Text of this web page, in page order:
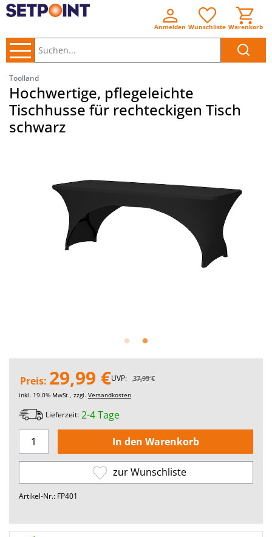
Anmelden Wunschliste Warenkorb
Toolland
Hochwertige, pflegeleichte
Tischhusse für rechteckigen Tisch
schwarz
Preis: 29,99 €UVP: 37,95 €
inkl. 19.0% MwSt., zzgl. Versandkosten
Lieferzeit: 2-4 Tage
zur Wunschliste
Artikel-Nr.: FP401